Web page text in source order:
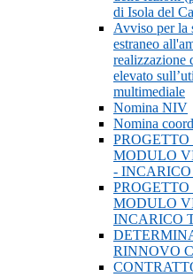
di Isola del
Avviso per la
estraneo
realizzazione
elevato
multimediale
Nomina NIV
Nomina
MODULO
- INCARICO
MODULO
INCARICO
RINNOVO